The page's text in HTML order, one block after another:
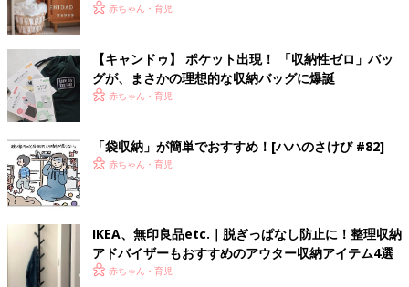
赤ちゃん・育児
【キャンドゥ】 ポケット出現！ 「収納性ゼロ」バッ
グが、まさかの理想的な収納バッグに爆誕
赤ちゃん・育児
「袋収納」が簡単でおすすめ！[ハハのさけび #82]
赤ちゃん・育児
IKEA、無印良品etc.｜脱ぎっぱなし防止に！整理収納
アドバイザーもおすすめのアウター収納アイテム4選
赤ちゃん・育児